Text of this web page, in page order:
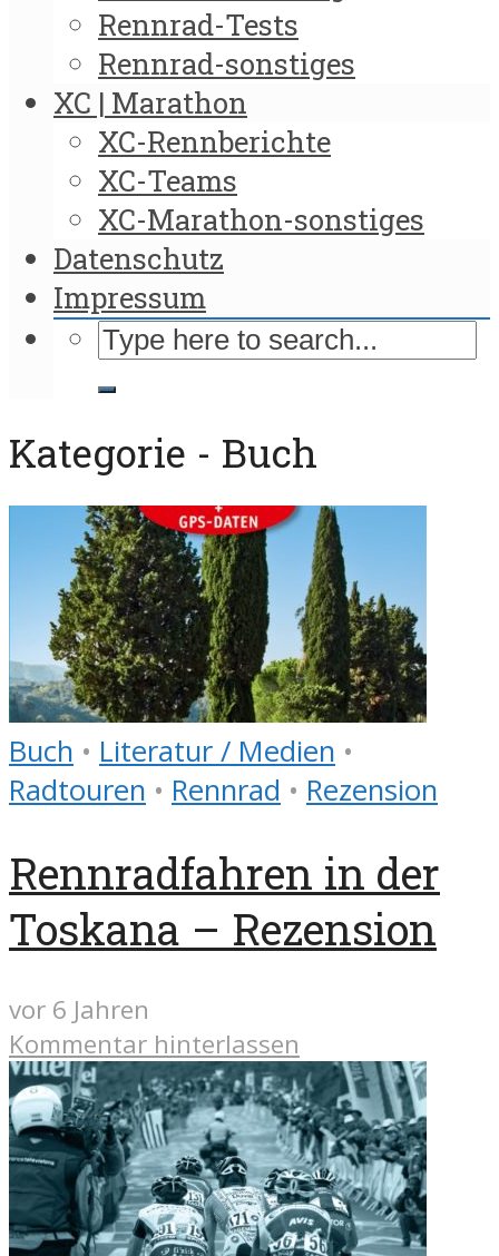
Rennrad-Tests
Rennrad-sonstiges
XC | Marathon
XC-Rennberichte
XC-Teams
XC-Marathon-sonstiges
Datenschutz
Impressum
Kategorie - Buch
Buch • Literatur / Medien •
Radtouren • Rennrad • Rezension
Rennradfahren in der
Toskana – Rezension
vor 6 Jahren
Kommentar hinterlassen